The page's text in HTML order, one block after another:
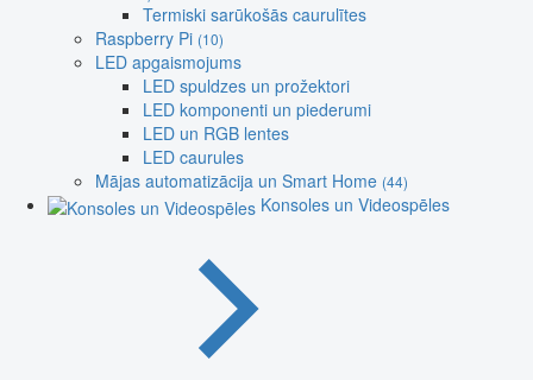
Termiski sarūkošās caurulītes
Raspberry Pi (10)
LED apgaismojums
LED spuldzes un prožektori
LED komponenti un piederumi
LED un RGB lentes
LED caurules
Mājas automatizācija un Smart Home (44)
Konsoles un Videospēles